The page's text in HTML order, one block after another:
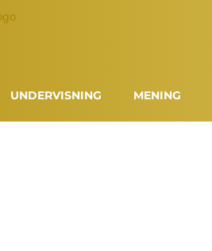
UNDERVISNING MENING